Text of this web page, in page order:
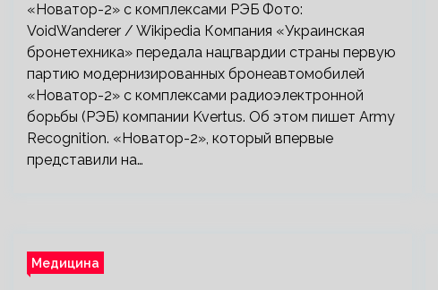
«Новатор-2» с комплексами РЭБ Фото:
VoidWanderer / Wikipedia Компания «Украинская
бронетехника» передала нацгвардии страны первую
партию модернизированных бронеавтомобилей
«Новатор-2» с комплексами радиоэлектронной
борьбы (РЭБ) компании Kvertus. Об этом пишет Army
Recognition. «Новатор-2», который впервые
представили на…
Медицина